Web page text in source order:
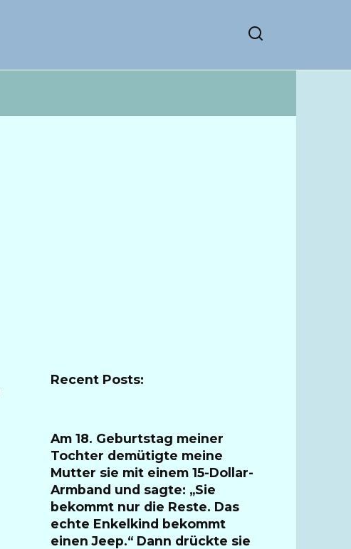
Recent Posts:
Am 18. Geburtstag meiner
Tochter demütigte meine
Mutter sie mit einem 15-Dollar-
Armband und sagte: „Sie
bekommt nur die Reste. Das
echte Enkelkind bekommt
einen Jeep.“ Dann drückte sie